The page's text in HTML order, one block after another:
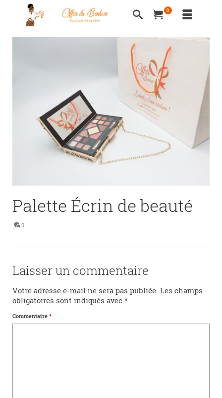
0
Palette Écrin de beauté
0
Laisser un commentaire
Votre adresse e-mail ne sera pas publiée. Les champs
obligatoires sont indiqués avec *
Commentaire *